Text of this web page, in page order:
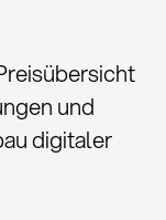
und
digitaler